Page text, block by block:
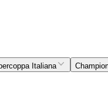
Italiana